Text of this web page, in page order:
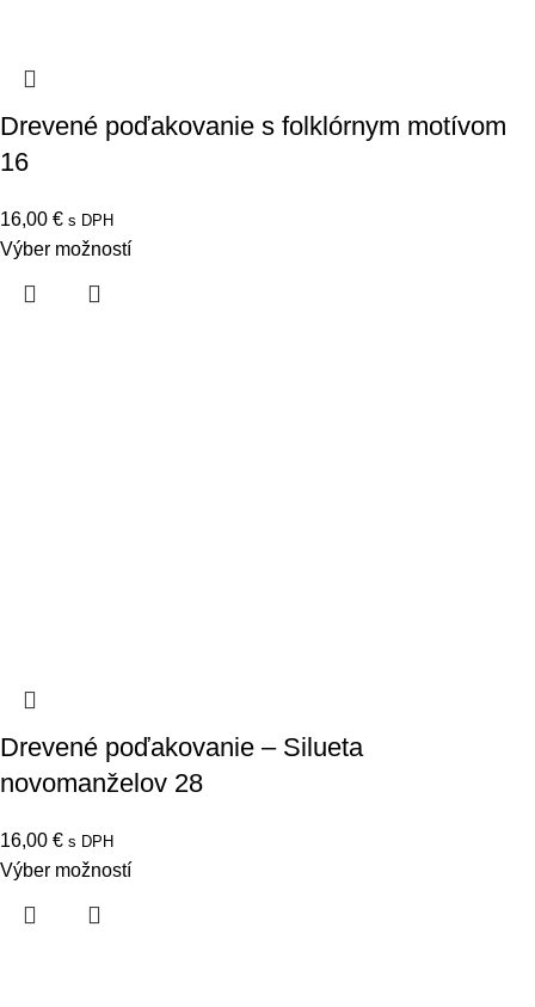
Drevené poďakovanie s folklórnym motívom
16
16,00 € s DPH
Výber možností
Drevené poďakovanie – Silueta
novomanželov 28
16,00 € s DPH
Výber možností